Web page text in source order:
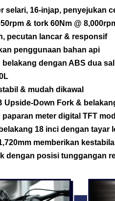
selari, 16-injap, penyejukan
& tork 60Nm @
pecutan lancar & responsif
penggunaan bahan api
belakang dengan ABS dua
& mudah dikawal
Upside-Down Fork &
meter digital TFT
18 inci dengan tayar
memberikan
dengan posisi tunggangan